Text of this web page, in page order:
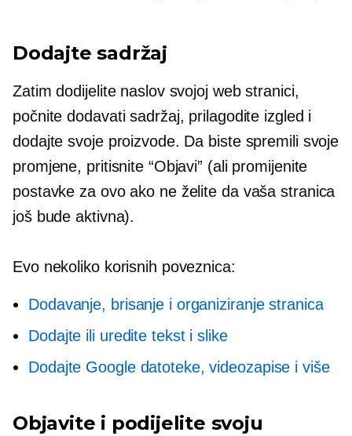
Dodajte sadržaj
Zatim dodijelite naslov svojoj web stranici,
počnite dodavati sadržaj, prilagodite izgled i
dodajte svoje proizvode. Da biste spremili svoje
promjene, pritisnite “Objavi” (ali promijenite
postavke za ovo ako ne želite da vaša stranica
još bude aktivna).
Evo nekoliko korisnih poveznica:
Dodavanje, brisanje i organiziranje stranica
Dodajte ili uredite tekst i slike
Dodajte Google datoteke, videozapise i više
Objavite i podijelite svoju